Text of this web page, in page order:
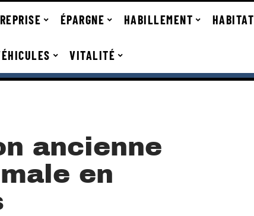
ÉPARGNE HABILLEMENT HABITAT
VITALITÉ
ancienne
en